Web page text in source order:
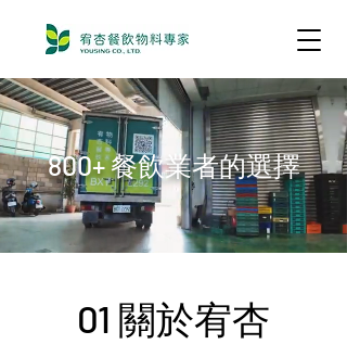
800+ 餐飲業者的選擇
01 關於宥杏